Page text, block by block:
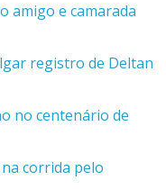
amigo e camarada
registro de Deltan
no centenário de
corrida pelo